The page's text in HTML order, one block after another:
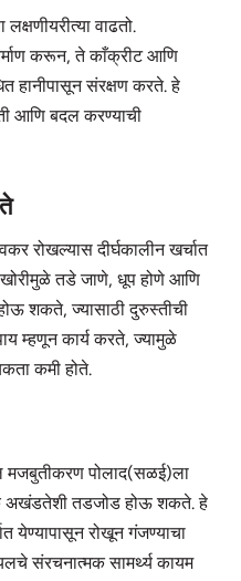
वाढतो.
करून, ते काँक्रीट आणि
हानीपासून संरक्षण करते. हे
आणि बदल करण्याची
रोखल्यास दीर्घकालीन खर्चात
तडे जाणे, धूप होणे आणि
शकते, ज्यासाठी दुरुस्तीची
म्हणून कार्य करते, ज्यामुळे
कमी होते.
मजबुतीकरण पोलाद(सळई)ला
अखंडतेशी तडजोड होऊ शकते. हे
येण्यापासून रोखून गंजण्याचा
संरचनात्मक सामर्थ्य कायम